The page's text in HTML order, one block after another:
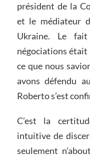
président de la
et le médiateur
Ukraine. Le
négociations
ce que nous
avons défendu
Roberto s’est
C’est la
intuitive de
seulement